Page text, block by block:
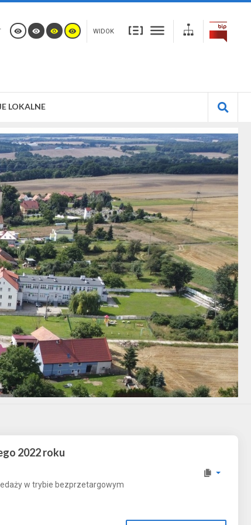
WIDOK
LOKALNE
2022 roku
w trybie bezprzetargowym